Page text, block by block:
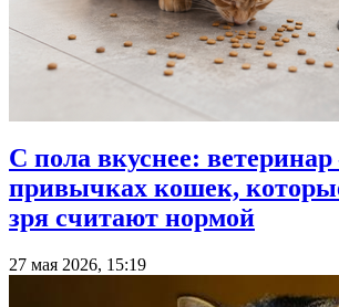
С пола вкуснее:
привычках кошек,
зря считают нормой
27 мая 2026, 15:19